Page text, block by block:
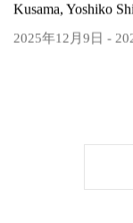
Kusama, Yoshiko
2025年12月9日 -